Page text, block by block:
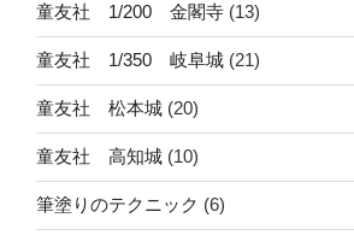
童友社 1/200 金閣寺 (13)
童友社 1/350 岐阜城 (21)
童友社 松本城 (20)
童友社 高知城 (10)
筆塗りのテクニック (6)